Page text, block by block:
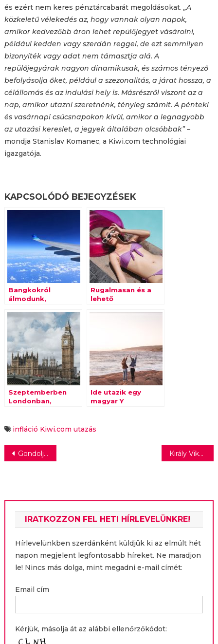
és ezért nem keres pénztárcabarát megoldásokat. „A
közkeletű vélekedés az, hogy vannak olyan napok,
amikor kedvezőbb áron lehet repülőjegyet vásárolni,
például kedden vagy szerdán reggel, de ezt semmilyen
bizonyíték vagy adat nem támasztja alá. A
repülőjegyárak nagyon dinamikusak, és számos tényező
befolyásolja őket, például a szezonalitás, a járat hossza, a
célállomás és az indulási hely is. Másrészről viszont az a
nap, amikor utazni szeretnénk, tényleg számít. A pénteki
és vasárnapi csúcsnapokon kívül, amikor a legnagyobb
az utazási kereslet, a jegyek általában olcsóbbak” –
mondja Stanislav Komanec, a Kiwi.com technológiai
igazgatója.
KAPCSOLÓDÓ BEJEGYZÉSEK
Bangkokról
álmodunk,
Rugalmasan és a
lehető
Szeptemberben
Londonban,
találkozhatunk a
honfitársunkkal
Ide utazik egy
magyar Y
infláció Kiwi.com utazás
Bejegyzés
Gondoljuk át vízfogyasztási szokásainkat! Király Viktor, Pápai Joci és Shane Tusup is ott lesznek a Sztárbox új évadában
IRATKOZZON FEL HETI HÍRLEVELÜNKRE!
Hírlevelünkben szerdánként küldjük ki az elmúlt hét
napon megjelent legfontosabb híreket. Ne maradjon
le! Nincs más dolga, mint megadni e-mail címét:
Email cím
Kérjük, másolja át az alábbi ellenőrzőkódot: